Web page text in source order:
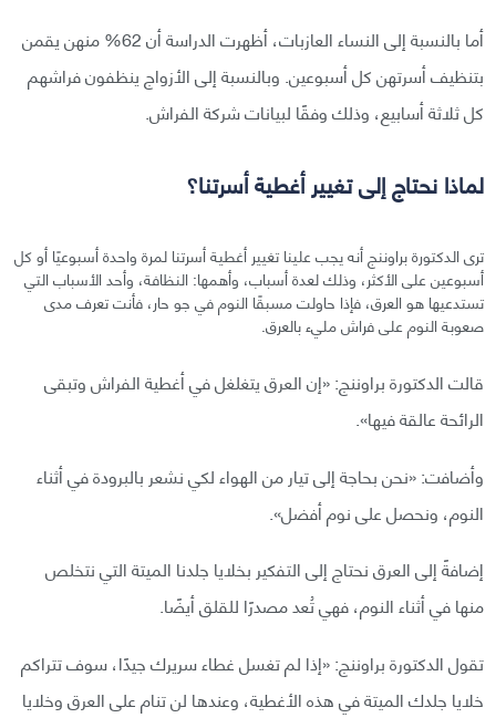
أما بالنسبة إلى النساء العازبات، أظهرت الدراسة أن 62% منهن يقمن
بتنظيف أسرتهن كل أسبوعين. وبالنسبة إلى الأزواج ينظفون فراشهم
كل ثلاثة أسابيع، وذلك وفقًا لبيانات شركة الفراش.
لماذا نحتاج إلى تغيير أغطية أسرتنا؟
ترى الدكتورة براوننج أنه يجب علينا تغيير أغطية أسرتنا لمرة واحدة أسبوعيًا أو كل
أسبوعين على الأكثر، وذلك لعدة أسباب، وأهمها: النظافة، وأحد الأسباب التي
تستدعيها هو العرق، فإذا حاولت مسبقًا النوم في جو حار، فأنت تعرف مدى
صعوبة النوم على فراش مليء بالعرق.
قالت الدكتورة براوننج: «إن العرق يتغلغل في أغطية الفراش وتبقى
الرائحة عالقة فيها».
وأضافت: «نحن بحاجة إلى تيار من الهواء لكي نشعر بالبرودة في أثناء
النوم، ونحصل على نوم أفضل».
إضافةً إلى العرق نحتاج إلى التفكير بخلايا جلدنا الميتة التي نتخلص
منها في أثناء النوم، فهي تُعد مصدرًا للقلق أيضًا.
تقول الدكتورة براوننج: «إذا لم تغسل غطاء سريرك جيدًا، سوف تتراكم
خلايا جلدك الميتة في هذه الأغطية، وعندها لن تنام على العرق وخلايا